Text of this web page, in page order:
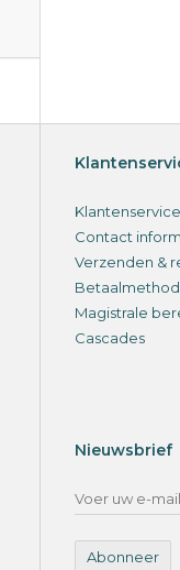
Klantenservice
Contact
Verzenden &
Magistrale
Cascades
Nieuwsbrief
Abonneer